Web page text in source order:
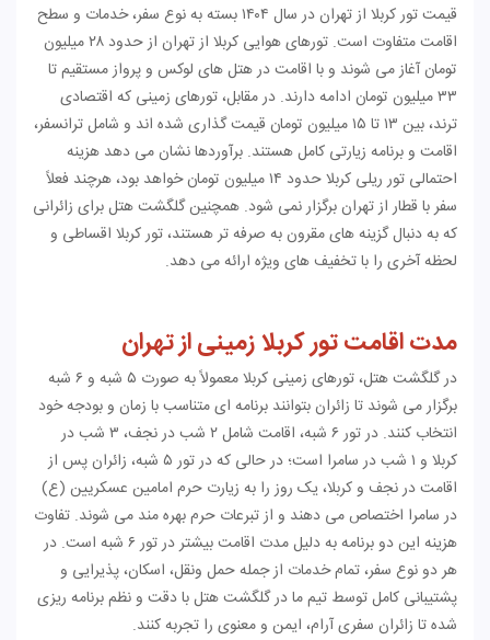
قیمت تور کربلا از تهران در سال ۱۴۰۴ بسته به نوع سفر، خدمات و سطح
اقامت متفاوت است. تورهای هوایی کربلا از تهران از حدود ۲۸ میلیون
تومان آغاز می شوند و با اقامت در هتل های لوکس و پرواز مستقیم تا
۳۳ میلیون تومان ادامه دارند. در مقابل، تورهای زمینی که اقتصادی
ترند، بین ۱۳ تا ۱۵ میلیون تومان قیمت گذاری شده اند و شامل ترانسفر،
اقامت و برنامه زیارتی کامل هستند. برآوردها نشان می دهد هزینه
احتمالی تور ریلی کربلا حدود ۱۴ میلیون تومان خواهد بود، هرچند فعلاً
سفر با قطار از تهران برگزار نمی شود. همچنین گلگشت هتل برای زائرانی
که به دنبال گزینه های مقرون به صرفه تر هستند، تور کربلا اقساطی و
لحظه آخری را با تخفیف های ویژه ارائه می دهد.
مدت اقامت تور کربلا زمینی از تهران
در گلگشت هتل، تورهای زمینی کربلا معمولاً به صورت ۵ شبه و ۶ شبه
برگزار می شوند تا زائران بتوانند برنامه ای متناسب با زمان و بودجه خود
انتخاب کنند. در تور ۶ شبه، اقامت شامل ۲ شب در نجف، ۳ شب در
کربلا و ۱ شب در سامرا است؛ در حالی که در تور ۵ شبه، زائران پس از
اقامت در نجف و کربلا، یک روز را به زیارت حرم امامین عسکریین (ع)
در سامرا اختصاص می دهند و از تبرعات حرم بهره مند می شوند. تفاوت
هزینه این دو برنامه به دلیل مدت اقامت بیشتر در تور ۶ شبه است. در
هر دو نوع سفر، تمام خدمات از جمله حمل ونقل، اسکان، پذیرایی و
پشتیبانی کامل توسط تیم ما در گلگشت هتل با دقت و نظم برنامه ریزی
شده تا زائران سفری آرام، ایمن و معنوی را تجربه کنند.